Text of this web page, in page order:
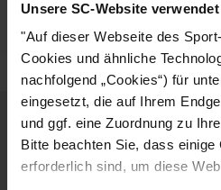
Unsere SC-Website
"Auf dieser Webseite des
Cookies und ähnliche
nachfolgend „Cookies“) für
eingesetzt, die auf Ihrem
und ggf. eine Zuordnung zu
Bitte beachten Sie, dass einige
erforderlich sind, um diese
DEINE